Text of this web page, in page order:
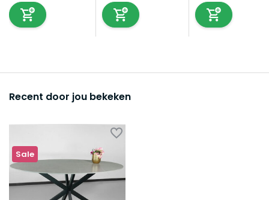
Recent door jou bekeken
Sale